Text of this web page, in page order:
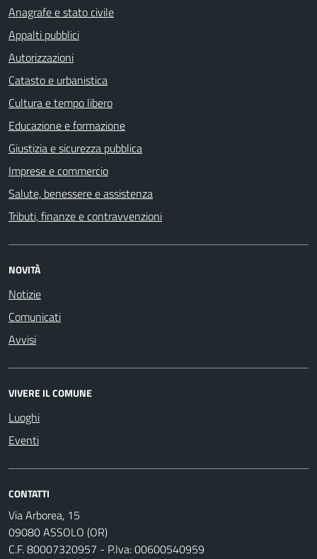
Anagrafe e stato civile
Appalti pubblici
Autorizzazioni
Catasto e urbanistica
Cultura e tempo libero
Educazione e formazione
Giustizia e sicurezza pubblica
Imprese e commercio
Salute, benessere e assistenza
Tributi, finanze e contravvenzioni
NOVITÀ
Notizie
Comunicati
Avvisi
VIVERE IL COMUNE
Luoghi
Eventi
CONTATTI
Via Arborea, 15
09080 ASSOLO (OR)
C.F. 80007320957 - P.Iva: 00600540959